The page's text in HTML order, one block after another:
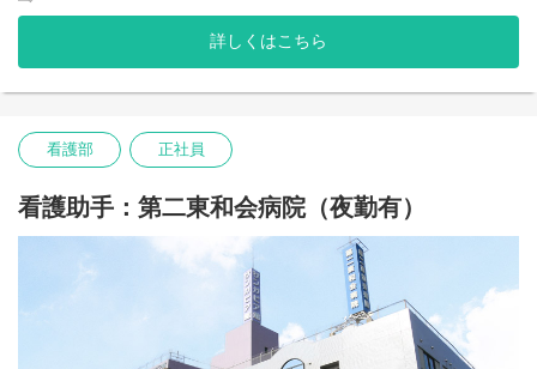
詳しくはこちら
看護部 正社員
看護助手：第二東和会病院（夜勤有）